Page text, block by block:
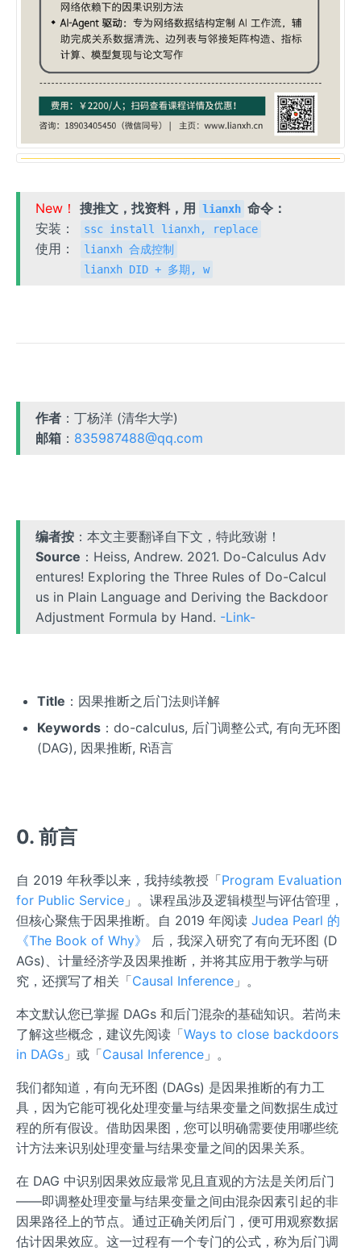
New！ 搜推文，找资料，用 lianxh 命令：
安装：
ssc install lianxh, replace
使用：
lianxh 合成控制
lianxh DID + 多期, w
作者 ：丁杨洋 (清华大学)
邮箱 ： 835987488@qq.com
编者按 ：本文主要翻译自下文，特此致谢！
Source ：Heiss, Andrew. 2021. Do-Calculus Adv
entures! Exploring the Three Rules of Do-Calcul
us in Plain Language and Deriving the Backdoor
Adjustment Formula by Hand. -Link-
Title ：因果推断之后门法则详解
Keywords：do-calculus, 后门调整公式, 有向无环图
(DAG), 因果推断, R语言
0. 前言
自 2019 年秋季以来，我持续教授「Program Evaluation
for Public Service 」。课程虽涉及逻辑模型与评估管理，
但核心聚焦于因果推断。自 2019 年阅读 Judea Pearl 的
《The Book of Why》
后，我深入研究了有向无环图 (D
AGs)、计量经济学及因果推断，并将其应用于教学与研
究，还撰写了相关「Causal Inference 」。
本文默认您已掌握 DAGs 和后门混杂的基础知识。若尚未
了解这些概念，建议先阅读「Ways to close backdoors
in DAGs 」或「Causal Inference 」。
我们都知道，有向无环图 (DAGs) 是因果推断的有力工
具，因为它能可视化处理变量与结果变量之间数据生成过
程的所有假设。借助因果图，您可以明确需要使用哪些统
计方法来识别处理变量与结果变量之间的因果关系。
在 DAG 中识别因果效应最常见且直观的方法是关闭后门
——即调整处理变量与结果变量之间由混杂因素引起的非
因果路径上的节点。通过正确关闭后门，便可用观察数据
估计因果效应。这一过程有一个专门的公式，称为后门调